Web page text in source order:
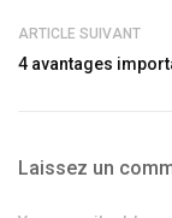
ARTICLE SUIVANT
4 avantages
Laissez un